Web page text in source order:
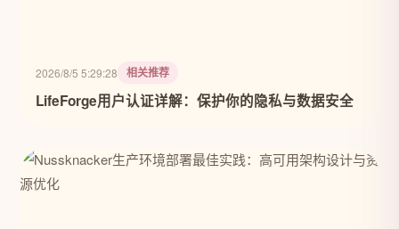
2026/8/5 5:29:28 相关推荐
LifeForge用户认证详解：保护你的隐私与数据安全